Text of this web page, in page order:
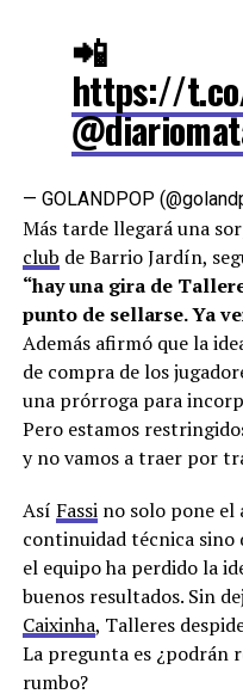
📲
https://
— GOLANDPOP
Más tarde llegará una
club de Barrio Jardín,
“hay una gira de
punto de sellarse. Ya
Además afirmó que la
de compra de los
una prórroga para
Pero estamos
y no vamos a traer por
Así Fassino solo pone el
continuidad técnica sino
el equipo ha perdido la
buenos resultados. Sin
Caixinha, Talleres
La pregunta es ¿podrán
rumbo?